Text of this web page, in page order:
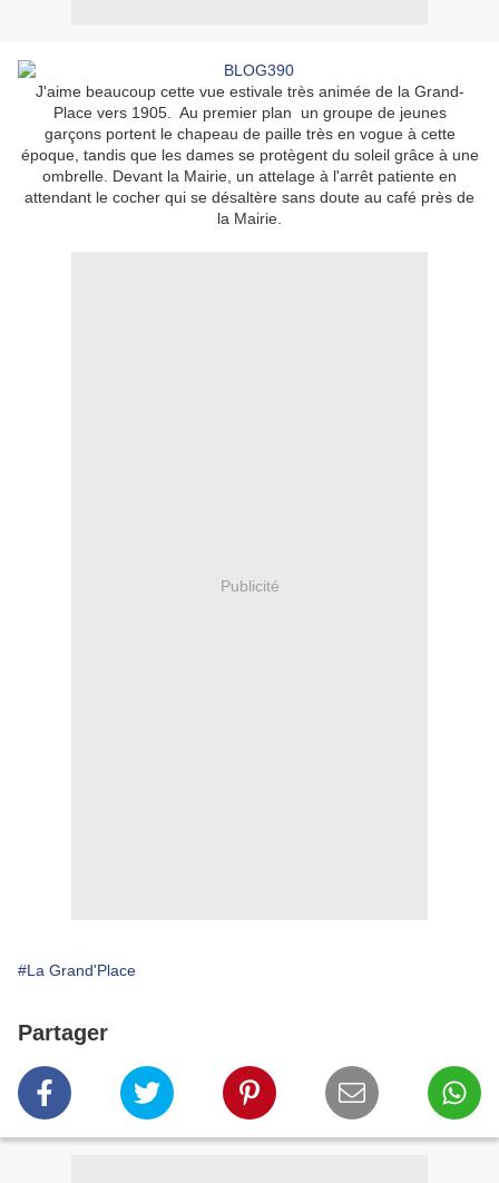
J'aime beaucoup cette vue estivale très animée de la Grand-
Place vers 1905. Au premier plan un groupe de jeunes
garçons portent le chapeau de paille très en vogue à cette
époque, tandis que les dames se protègent du soleil grâce à une
ombrelle. Devant la Mairie, un attelage à l'arrêt patiente en
attendant le cocher qui se désaltère sans doute au café près de
la Mairie.
Publicité
#La Grand'Place
Partager